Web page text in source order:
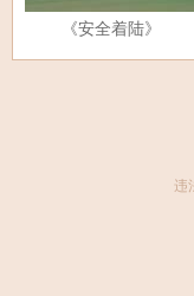
《安全着陆》
违